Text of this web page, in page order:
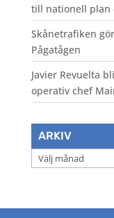
till nationell plan
Skånetrafiken
Pågatågen
Javier Revuelta
operativ chef
ARKIV
Arkiv